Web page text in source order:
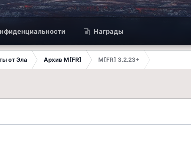
Награды
от Эла Архив M[FR]
M[FR] 3.2.23+